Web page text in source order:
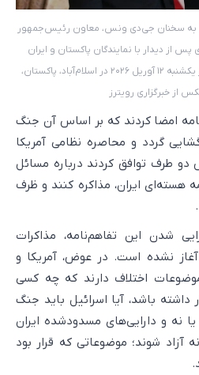
به سخنان جی‌دی ونس، معاون رئیس‌جمهور
از دیدار با نمایندگان پاکستان و ایران
گوش می‌دهند که این نشست روز یکشنبه ۱۲ آوریل ۲۰۲۶ در اسلام‌آباد، پاکستان،
از خبرگزاری رویترز
امضا کردند که بر اساس آن جنگ
گردد و محاصره نظامی آمریکا
دو طرف توافق کردند درباره مسائل
هسته‌ای ایران، مذاکره کنند و ظرف
شدن این تفاهم‌نامه، مذاکرات
نشده است. در عوض، آمریکا و
موضوعات اختلاف دارند که چه کسی
داشته باشد، آیا اسرائیل باید جنگ
نه و دارایی‌های مسدودشده ایران
آزاد شوند؛ موضوعاتی که قرار بود